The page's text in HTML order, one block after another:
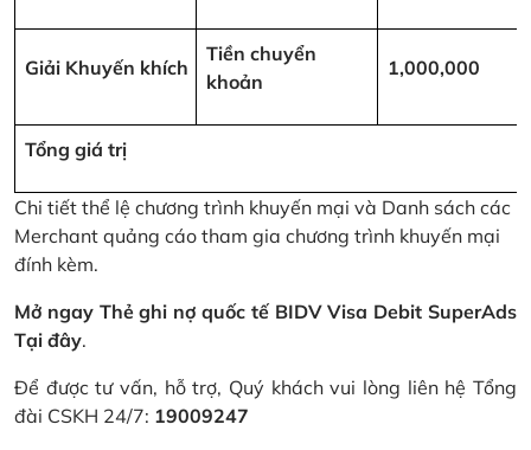
Giải Khuyến khích
Tiền chuyển
khoản
1,000,000
Tổng giá trị
Chi tiết thể lệ chương trình khuyến mại và Danh sách các
Merchant quảng cáo tham gia chương trình khuyến mại
đính kèm.
Mở ngay Thẻ ghi nợ quốc tế BIDV Visa Debit SuperAds
Tại đây.
Để được tư vấn, hỗ trợ, Quý khách vui lòng liên hệ Tổng
đài CSKH 24/7: 19009247